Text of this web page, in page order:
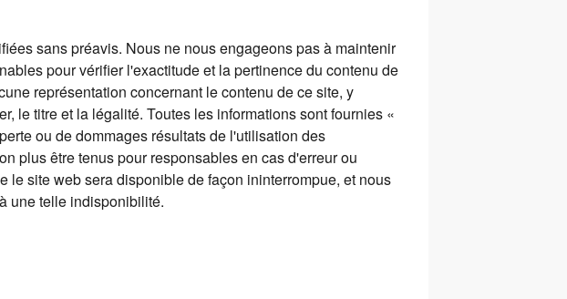
sans préavis. Nous ne nous engageons pas à maintenir
pour vérifier l'exactitude et la pertinence du contenu de
représentation concernant le contenu de ce site, y
le titre et la légalité. Toutes les informations sont fournies «
ou de dommages résultats de l'utilisation des
plus être tenus pour responsables en cas d'erreur ou
site web sera disponible de façon ininterrompue, et nous
une telle indisponibilité.